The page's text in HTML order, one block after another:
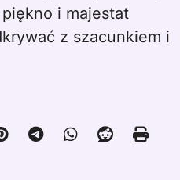
i majestat
z szacunkiem i